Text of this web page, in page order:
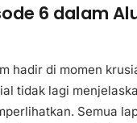
6 dalam
hadir di momen
tidak lagi
Semua